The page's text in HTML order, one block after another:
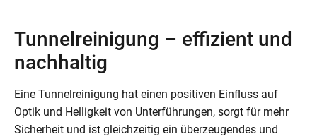
Tunnelreinigung – effizient und
nachhaltig
Eine Tunnelreinigung hat einen positiven Einfluss auf
Optik und Helligkeit von Unterführungen, sorgt für mehr
Sicherheit und ist gleichzeitig ein überzeugendes und